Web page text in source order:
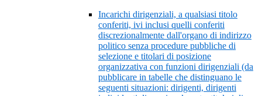
Incarichi dirigenziali, a qualsiasi titolo
conferiti, ivi inclusi quelli conferiti
discrezionalmente dall'organo di indirizzo
politico senza procedure pubbliche di
selezione e titolari di posizione
organizzativa con funzioni dirigenziali (da
pubblicare in tabelle che distinguano le
seguenti situazioni: dirigenti, dirigenti